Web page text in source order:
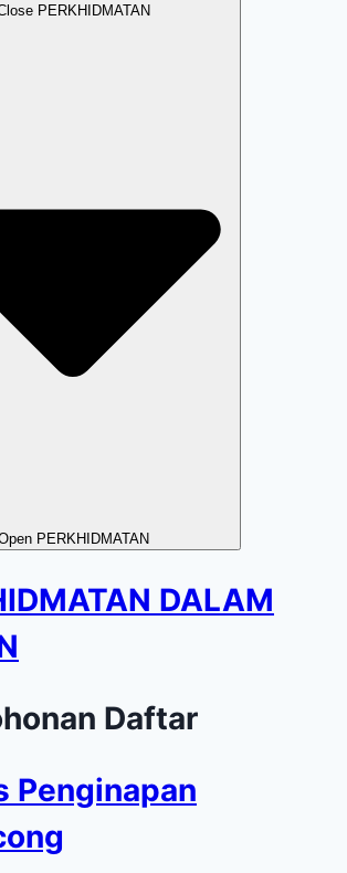
PERKHIDMATAN
PERKHIDMATAN
DALAM
Daftar
Penginapan